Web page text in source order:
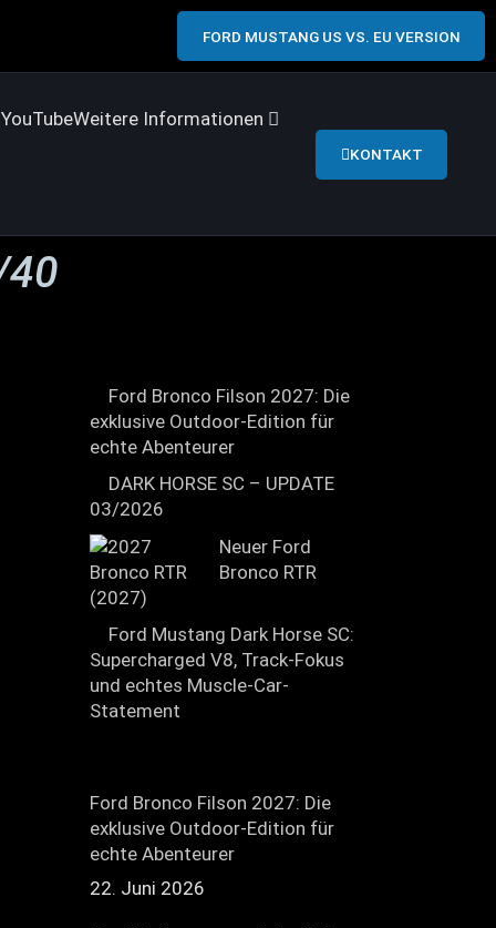
FORD MUSTANG US VS. EU VERSION
YouTubeWeitere Informationen
KONTAKT
40
Ford Bronco Filson 2027: Die
exklusive Outdoor-Edition für
echte Abenteurer
DARK HORSE SC – UPDATE
03/2026
Neuer Ford
Bronco RTR
(2027)
Ford Mustang Dark Horse SC:
Supercharged V8, Track-Fokus
und echtes Muscle-Car-
Statement
Ford Bronco Filson 2027: Die
exklusive Outdoor-Edition für
echte Abenteurer
22. Juni 2026